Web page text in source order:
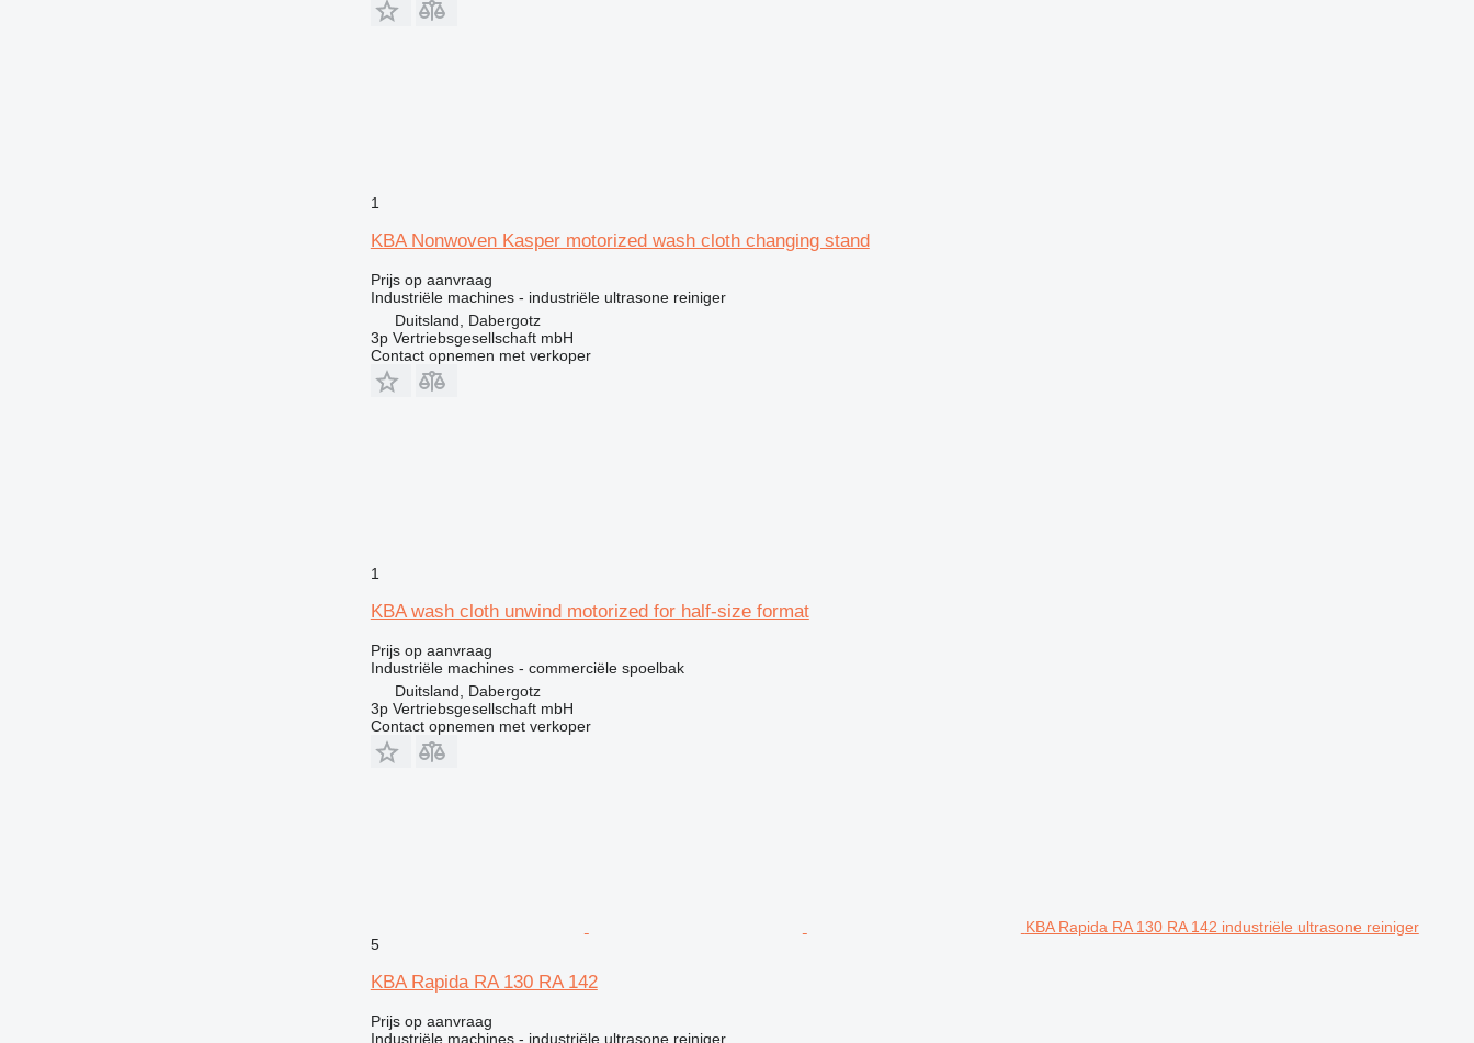
1
KBA Nonwoven Kasper motorized wash cloth changing stand
Prijs op aanvraag
Industriële machines - industriële ultrasone reiniger
Duitsland, Dabergotz
3p Vertriebsgesellschaft mbH
Contact opnemen met verkoper
1
KBA wash cloth unwind motorized for half-size format
Prijs op aanvraag
Industriële machines - commerciële spoelbak
Duitsland, Dabergotz
3p Vertriebsgesellschaft mbH
Contact opnemen met verkoper
KBA Rapida RA 130 RA 142 industriële ultrasone reiniger
5
KBA Rapida RA 130 RA 142
Prijs op aanvraag
Industriële machines - industriële ultrasone reiniger